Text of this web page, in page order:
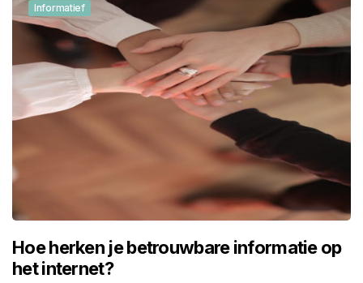
Informatief
Hoe herken je betrouwbare informatie op
het internet?